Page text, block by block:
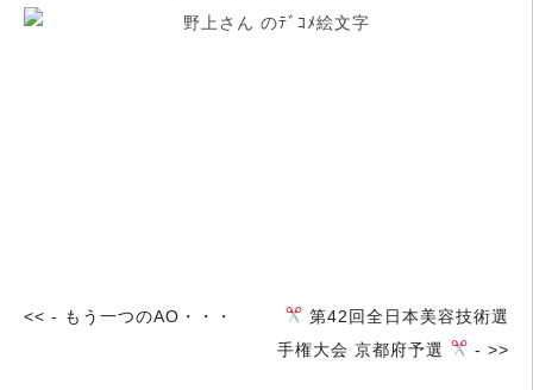
<< - もう一つのAO・・・
第42回全日本美容技術選
手権大会 京都府予選
- >>